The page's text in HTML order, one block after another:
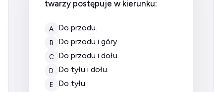
twarzy postępuje w kierunku:
A do przodu.
B do przodu i góry.
C do przodu i dołu.
D do tyłu i dołu.
E do tyłu.